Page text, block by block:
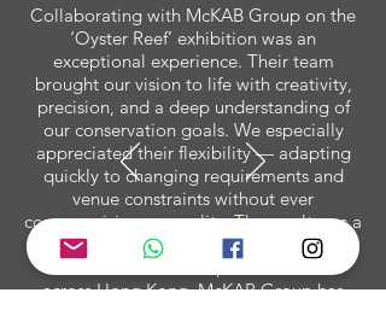
Collaborating with McKAB Group on the
‘Oyster Reef’ exhibition was an
exceptional experience. Their team
brought our vision to life with creativity,
precision, and a deep understanding of
our conservation goals. We especially
appreciated their flexibility — adapting
quickly to changing requirements and
venue constraints without ever
compromising on quality. The result was a
beautifully executed, engaging exhibition
that educated and inspired audiences
across Hong Kong. McKAB Group has